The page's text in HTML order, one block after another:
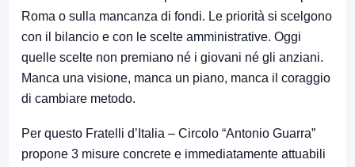
Roma o sulla mancanza di fondi. Le priorità si scelgono
con il bilancio e con le scelte amministrative. Oggi
quelle scelte non premiano né i giovani né gli anziani.
Manca una visione, manca un piano, manca il coraggio
di cambiare metodo.
Per questo Fratelli d’Italia – Circolo “Antonio Guarra”
propone 3 misure concrete e immediatamente attuabili